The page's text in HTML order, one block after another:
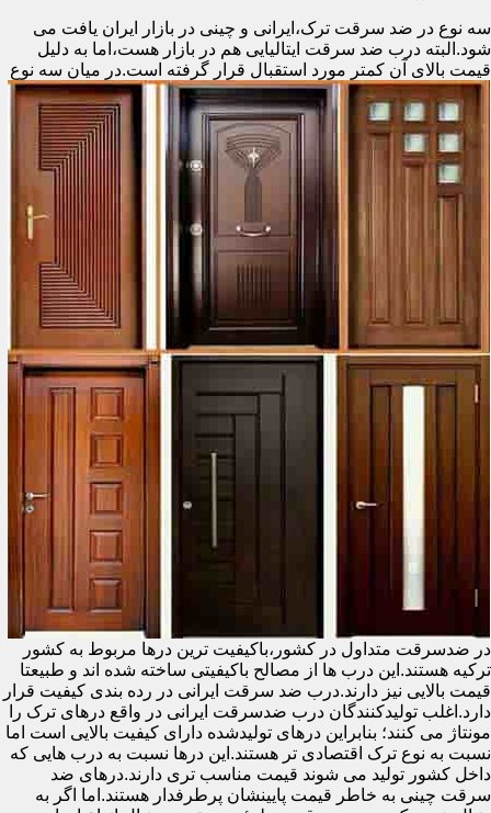
سه نوع در ضد سرقت ترک،ایرانی و چینی در بازار ایران یافت می
شود.البته درب ضد سرقت ایتالیایی هم در بازار هست،اما به دلیل
قیمت بالای آن کمتر مورد استقبال قرار گرفته است.در میان سه نوع
در ضدسرقت متداول در کشور،باکیفیت ترین درها مربوط به کشور
ترکیه هستند.این درب ها از مصالح باکیفیتی ساخته شده اند و طبیعتا
قیمت بالایی نیز دارند.درب ضد سرقت ایرانی در رده بندی کیفیت قرار
دارد.اغلب تولیدکنندگان درب ضدسرقت ایرانی در واقع درهای ترک را
مونتاژ می کنند؛ بنابراین درهای تولیدشده دارای کیفیت بالایی است اما
نسبت به نوع ترک اقتصادی تر هستند.این درها نسبت به درب هایی که
داخل کشور تولید می شوند قیمت مناسب تری دارند.درهای ضد
سرقت چینی به خاطر قیمت پایینشان پرطرفدار هستند.اما اگر به